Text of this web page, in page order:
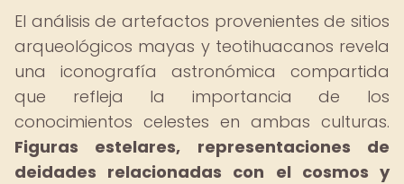
El análisis de artefactos provenientes de sitios
arqueológicos mayas y teotihuacanos revela
una iconografía astronómica compartida
que refleja la importancia de los
conocimientos celestes en ambas culturas.
Figuras estelares, representaciones de
deidades relacionadas con el cosmos y